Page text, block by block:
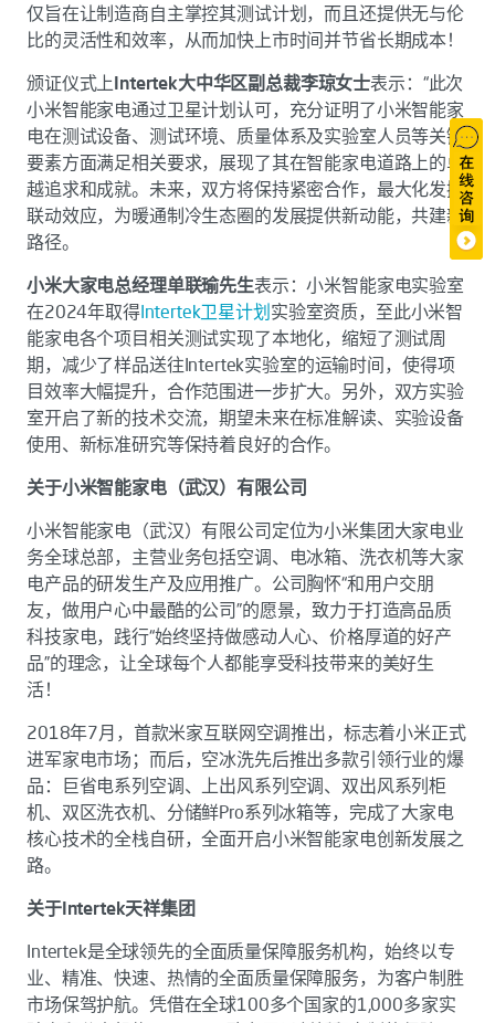
仅旨在让制造商自主掌控其测试计划，而且还提供无与伦
比的灵活性和效率，从而加快上市时间并节省长期成本！
颁证仪式上Intertek大中华区副总裁李琼女士表示：“此次
小米智能家电通过卫星计划认可，充分证明了小米智能家
电在测试设备、测试环境、质量体系及实验室人员等关键
要素方面满足相关要求，展现了其在智能家电道路上的卓
越追求和成就。未来，双方将保持紧密合作，最大化发挥
联动效应，为暖通制冷生态圈的发展提供新动能，共建新
路径。
小米大家电总经理单联瑜先生表示：小米智能家电实验室
在2024年取得Intertek卫星计划 实验室资质，至此小米智
能家电各个项目相关测试实现了本地化，缩短了测试周
期，减少了样品送往Intertek实验室的运输时间，使得项
目效率大幅提升，合作范围进一步扩大。另外，双方实验
室开启了新的技术交流，期望未来在标准解读、实验设备
使用、新标准研究等保持着良好的合作。
关于小米智能家电（武汉）有限公司
小米智能家电（武汉）有限公司定位为小米集团大家电业
务全球总部，主营业务包括空调、电冰箱、洗衣机等大家
电产品的研发生产及应用推广。公司胸怀“和用户交朋
友，做用户心中最酷的公司”的愿景，致力于打造高品质
科技家电，践行“始终坚持做感动人心、价格厚道的好产
品”的理念，让全球每个人都能享受科技带来的美好生
活！
2018年7月，首款米家互联网空调推出，标志着小米正式
进军家电市场；而后，空冰洗先后推出多款引领行业的爆
品：巨省电系列空调、上出风系列空调、双出风系列柜
机、双区洗衣机、分储鲜Pro系列冰箱等，完成了大家电
核心技术的全栈自研，全面开启小米智能家电创新发展之
路。
关于Intertek天祥集团
Intertek是全球领先的全面质量保障服务机构，始终以专
业、精准、快速、热情的全面质量保障服务，为客户制胜
市场保驾护航。凭借在全球100多个国家的1,000多家实